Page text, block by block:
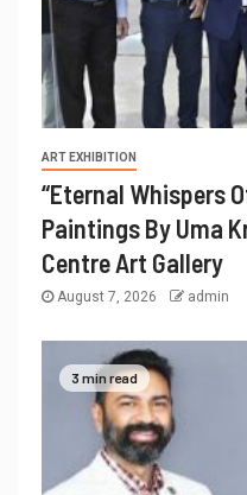
ART EXHIBITION
“Eternal Whispers
Paintings By Uma
Centre Art Gallery
August 7, 2026 admin
3 min read